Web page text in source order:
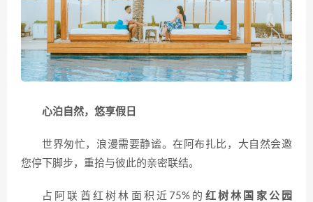
心泊自然，悠享假日
世界匆忙，浪漫需要静谧。在阿布扎比，大自然会邀
您停下脚步，重拾与彼此的亲密联结。
占阿联酋红树林面积近75%的 红树林国家公园